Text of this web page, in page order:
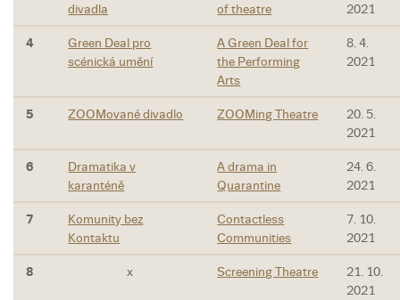
divadla
of theatre
2021
4
Green Deal pro
scénická umění
A Green Deal for
the Performing
Arts
8. 4.
2021
5 ZOOMované divadlo ZOOMing Theatre
20. 5.
2021
6
Dramatika v
karanténě
A drama in
Quarantine
24. 6.
2021
7
Komunity bez
Kontaktu
Contactless
Communities
7. 10.
2021
8 x Screening Theatre
21. 10.
2021